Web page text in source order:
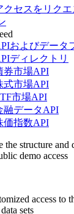
クセスをリクエ
およびデータ
ディレクトリ
券市場API
式市場API
市場API
融データAPI
価指数API
the structure and
demo access
access to
sets